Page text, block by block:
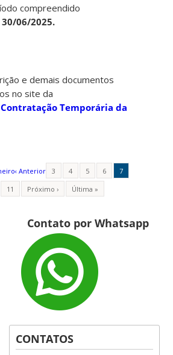
compreendido
30/06/2025.
e demais documentos
no site da
Temporária da
‹ Anterior 3 4 5 6
7
11 Próximo › Última »
Contato por Whatsapp
CONTATOS